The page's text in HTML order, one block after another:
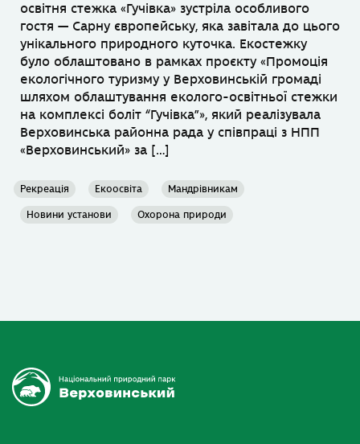
освітня стежка «Гучівка» зустріла особливого
гостя — Сарну європейську, яка завітала до цього
унікального природного куточка. Екостежку
було облаштовано в рамках проєкту «Промоція
екологічного туризму у Верховинській громаді
шляхом облаштування еколого-освітньої стежки
на комплексі боліт “Гучівка”», який реалізувала
Верховинська районна рада у співпраці з НПП
«Верховинський» за […]
Рекреація Екоосвіта Мандрівникам
Новини установи Охорона природи